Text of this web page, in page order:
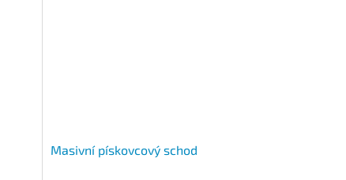
Masivní pískovcový schod